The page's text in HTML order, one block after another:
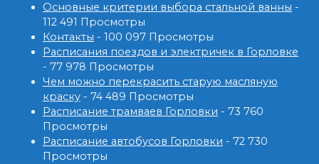
Основные критерии выбора стальной ванны -
112 491 Просмотры
Контакты - 100 097 Просмотры
Расписания поездов и электричек в Горловке
- 77 978 Просмотры
Чем можно перекрасить старую масляную
краску - 74 489 Просмотры
Расписание трамваев Горловки - 73 760
Просмотры
Расписание автобусов Горловки - 72 730
Просмотры